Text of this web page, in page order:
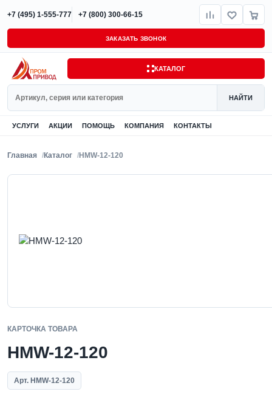
+7 (495) 1-555-777 +7 (800) 300-66-15
ЗАКАЗАТЬ ЗВОНОК
КАТАЛОГ
НАЙТИ
УСЛУГИ АКЦИИ ПОМОЩЬ КОМПАНИЯ КОНТАКТЫ
Главная Каталог HMW-12-120
КАРТОЧКА ТОВАРА
HMW-12-120
Арт. HMW-12-120